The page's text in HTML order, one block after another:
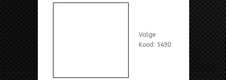
Valge
Kood: 5490